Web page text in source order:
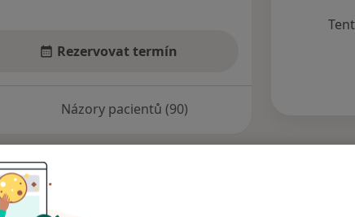
Rezervovat termín
Názory pacientů (90)
nejsou k dispozici